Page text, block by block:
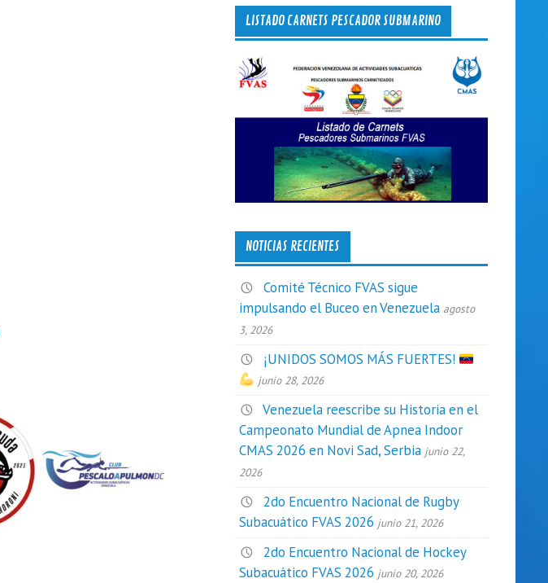
LISTADO CARNETS PESCADOR SUBMARINO
NOTICIAS RECIENTES
Comité Técnico FVAS sigue
impulsando el Buceo en Venezuela agosto
3, 2026
¡UNIDOS SOMOS MÁS FUERTES!
junio 28, 2026
Venezuela reescribe su Historia en el
Campeonato Mundial de Apnea Indoor
CMAS 2026 en Novi Sad, Serbia junio 22,
2026
2do Encuentro Nacional de Rugby
Subacuático FVAS 2026 junio 21, 2026
2do Encuentro Nacional de Hockey
Subacuático FVAS 2026 junio 20, 2026